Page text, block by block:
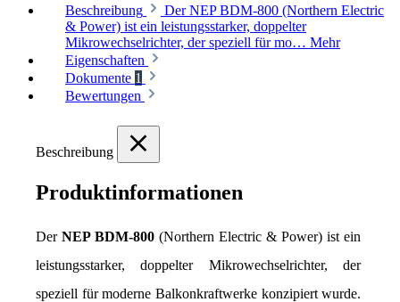
Beschreibung
Der NEP BDM-800 (Northern Electric
& Power) ist ein leistungsstarker, doppelter
Mikrowechselrichter, der speziell für mo… Mehr
Eigenschaften
Dokumente 1
Bewertungen
Beschreibung
Produktinformationen
Der NEP BDM-800 (Northern Electric & Power) ist ein
leistungsstarker, doppelter Mikrowechselrichter, der
speziell für moderne Balkonkraftwerke konzipiert wurde.